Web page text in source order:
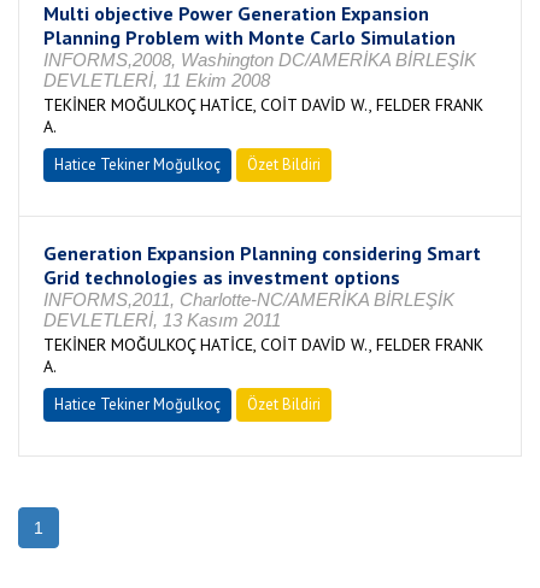
Multi objective Power Generation Expansion
Planning Problem with Monte Carlo Simulation
INFORMS,2008, Washington DC/AMERİKA BİRLEŞİK
DEVLETLERİ, 11 Ekim 2008
TEKİNER MOĞULKOÇ HATİCE, COİT DAVİD W., FELDER FRANK
A.
Hatice Tekiner Moğulkoç Özet Bildiri
Generation Expansion Planning considering Smart
Grid technologies as investment options
INFORMS,2011, Charlotte-NC/AMERİKA BİRLEŞİK
DEVLETLERİ, 13 Kasım 2011
TEKİNER MOĞULKOÇ HATİCE, COİT DAVİD W., FELDER FRANK
A.
Hatice Tekiner Moğulkoç Özet Bildiri
1